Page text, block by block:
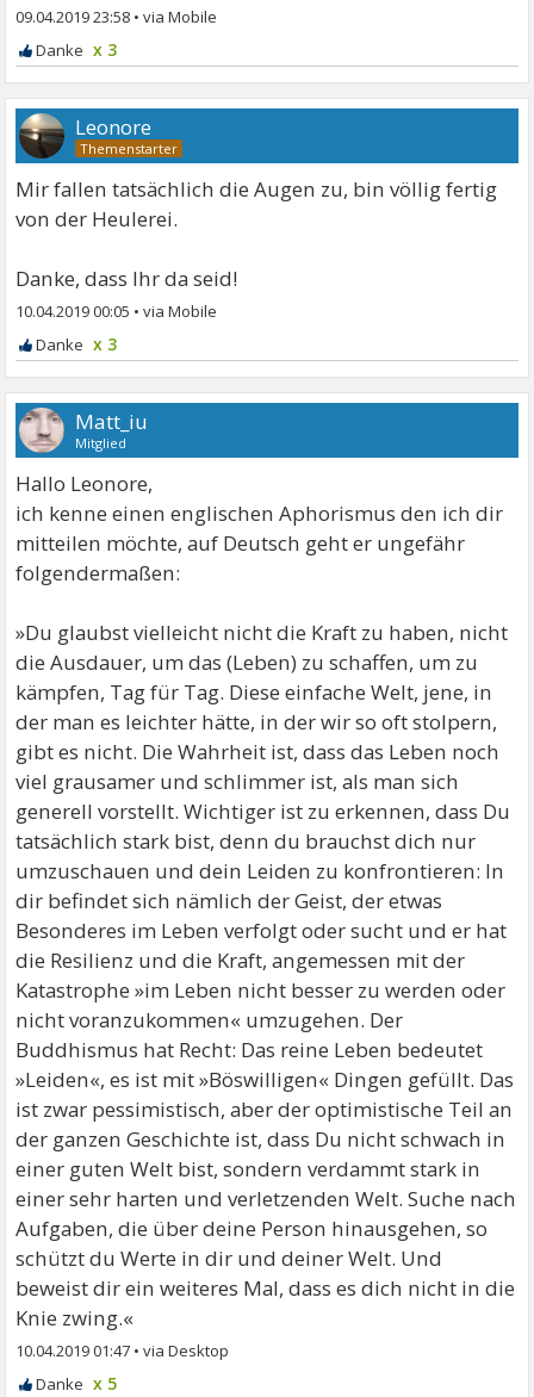
09.04.2019 23:58 •
x 3
Leonore
Mir fallen tatsächlich die Augen zu, bin völlig fertig
von der Heulerei.
Danke, dass Ihr da seid!
10.04.2019 00:05 •
x 3
Matt_iu
Mitglied
Hallo Leonore,
ich kenne einen englischen Aphorismus den ich dir
mitteilen möchte, auf Deutsch geht er ungefähr
folgendermaßen:
»Du glaubst vielleicht nicht die Kraft zu haben, nicht
die Ausdauer, um das (Leben) zu schaffen, um zu
kämpfen, Tag für Tag. Diese einfache Welt, jene, in
der man es leichter hätte, in der wir so oft stolpern,
gibt es nicht. Die Wahrheit ist, dass das Leben noch
viel grausamer und schlimmer ist, als man sich
generell vorstellt. Wichtiger ist zu erkennen, dass Du
tatsächlich stark bist, denn du brauchst dich nur
umzuschauen und dein Leiden zu konfrontieren: In
dir befindet sich nämlich der Geist, der etwas
Besonderes im Leben verfolgt oder sucht und er hat
die Resilienz und die Kraft, angemessen mit der
Katastrophe »im Leben nicht besser zu werden oder
nicht voranzukommen« umzugehen. Der
Buddhismus hat Recht: Das reine Leben bedeutet
»Leiden«, es ist mit »Böswilligen« Dingen gefüllt. Das
ist zwar pessimistisch, aber der optimistische Teil an
der ganzen Geschichte ist, dass Du nicht schwach in
einer guten Welt bist, sondern verdammt stark in
einer sehr harten und verletzenden Welt. Suche nach
Aufgaben, die über deine Person hinausgehen, so
schützt du Werte in dir und deiner Welt. Und
beweist dir ein weiteres Mal, dass es dich nicht in die
Knie zwing.«
10.04.2019 01:47 •
x 5